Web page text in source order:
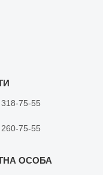
75-55
75-55